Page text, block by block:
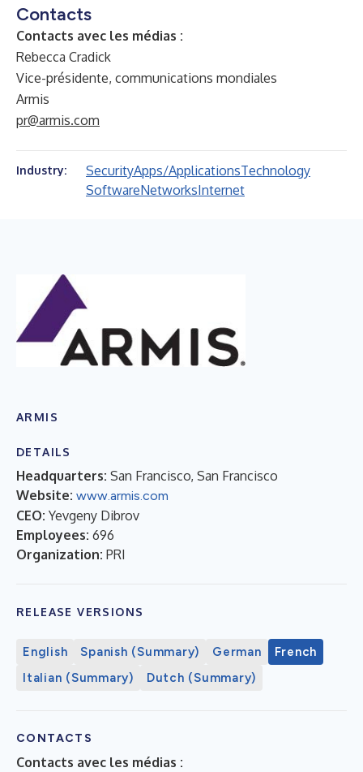
Contacts
Contacts avec les médias :
Rebecca Cradick
Vice-présidente, communications mondiales
Armis
pr@armis.com
Industry: SecurityApps/ApplicationsTechnology
SoftwareNetworksInternet
ARMIS
DETAILS
Headquarters: San Francisco, San Francisco
Website: www.armis.com
CEO: Yevgeny Dibrov
Employees: 696
Organization: PRI
RELEASE VERSIONS
English Spanish (Summary) German
French
Italian (Summary)
Dutch (Summary)
CONTACTS
Contacts avec les médias :